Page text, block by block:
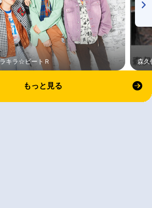
キラ☆ビートＲ 森久
もっと見る